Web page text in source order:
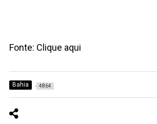
Fonte: Clique aqui
Bahia 4864